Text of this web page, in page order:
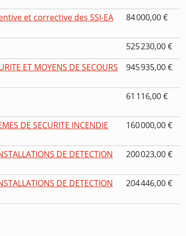
et corrective des SSI-EA
84 000,00 €
525 230,00 €
ET MOYENS DE SECOURS
945 935,00 €
61 116,00 €
DE SECURITE INCENDIE
160 000,00 €
DE DETECTION
200 023,00 €
DE DETECTION
204 446,00 €